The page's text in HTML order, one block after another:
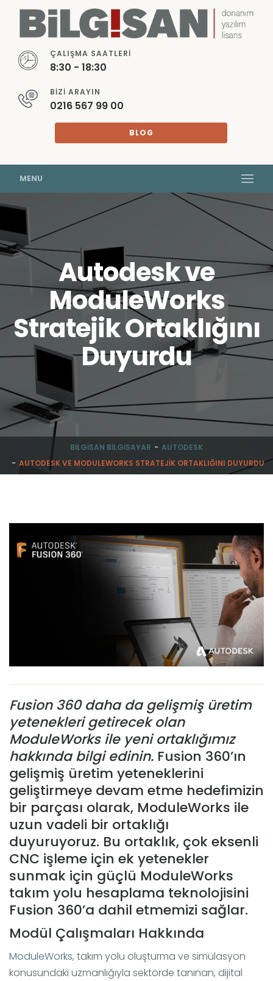
ÇALIŞMA SAATLERI
8:30 - 18:30
BIZI ARAYIN
0216 567 99 00
BLOG
MENU
Autodesk ve
ModuleWorks
Stratejik Ortaklığını
Duyurdu
BILGISAN BILGISAYAR
AUTODESK
AUTODESK VE MODULEWORKS STRATEJIK ORTAKLIĞINI DUYURDU
Fusion 360 daha da gelişmiş üretim
yetenekleri getirecek olan
ModuleWorks ile yeni ortaklığımız
hakkında bilgi edinin. Fusion 360’ın
gelişmiş üretim yeteneklerini
geliştirmeye devam etme hedefimizin
bir parçası olarak, ModuleWorks ile
uzun vadeli bir ortaklığı
duyuruyoruz. Bu ortaklık, çok eksenli
CNC işleme için ek yetenekler
sunmak için güçlü ModuleWorks
takım yolu hesaplama teknolojisini
Fusion 360’a dahil etmemizi sağlar.
Modül Çalışmaları Hakkında
ModuleWorks, takım yolu oluşturma ve simülasyon
konusundaki uzmanlığıyla sektörde tanınan, dijital